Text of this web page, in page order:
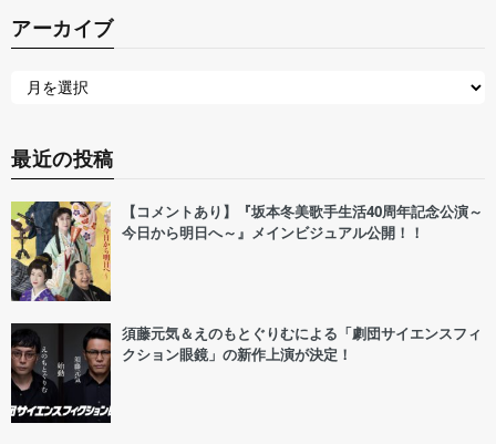
アーカイブ
最近の投稿
【コメントあり】『坂本冬美歌手生活40周年記念公演～
今日から明日へ～』メインビジュアル公開！！
須藤元気＆えのもとぐりむによる「劇団サイエンスフィ
クション眼鏡」の新作上演が決定！